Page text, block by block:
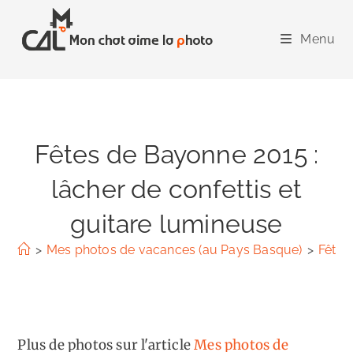
content
Menu
Fêtes de Bayonne 2015 :
lâcher de confettis et
guitare lumineuse
> Mes photos de vacances (au Pays Basque) >
Plus de photos sur l'articleMes photos de